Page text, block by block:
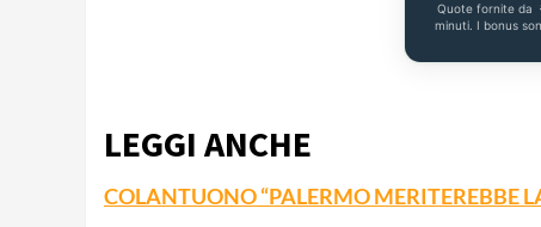
Quote fornite da
minuti. I bonus
LEGGI ANCHE
COLANTUONO “PALERMO MERITEREBBE